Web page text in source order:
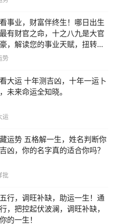
事业，财富伴终生！哪日出生
有财官之命，十之八九是大官
，解读您的事业天赋，扭转当
困局！！
势
大运 十年测吉凶，十年一运卜
未来命运全知晓。
运
运势 五格解一生，姓名判断你
凶，你的名字真的适合你吗？
批
行，调旺补缺，助运一生！通
，把控起伏波澜，调旺补缺，
的一生！